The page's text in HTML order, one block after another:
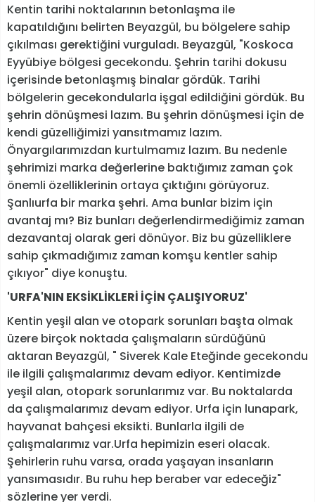
Kentin tarihi noktalarının betonlaşma ile
kapatıldığını belirten Beyazgül, bu bölgelere sahip
çıkılması gerektiğini vurguladı. Beyazgül, "Koskoca
Eyyübiye bölgesi gecekondu. Şehrin tarihi dokusu
içerisinde betonlaşmış binalar gördük. Tarihi
bölgelerin gecekondularla işgal edildiğini gördük. Bu
şehrin dönüşmesi lazım. Bu şehrin dönüşmesi için de
kendi güzelliğimizi yansıtmamız lazım.
Önyargılarımızdan kurtulmamız lazım. Bu nedenle
şehrimizi marka değerlerine baktığımız zaman çok
önemli özelliklerinin ortaya çıktığını görüyoruz.
Şanlıurfa bir marka şehri. Ama bunlar bizim için
avantaj mı? Biz bunları değerlendirmediğimiz zaman
dezavantaj olarak geri dönüyor. Biz bu güzelliklere
sahip çıkmadığımız zaman komşu kentler sahip
çıkıyor" diye konuştu.
'URFA'NIN EKSİKLİKLERİ İÇİN ÇALIŞIYORUZ'
Kentin yeşil alan ve otopark sorunları başta olmak
üzere birçok noktada çalışmaların sürdüğünü
aktaran Beyazgül, " Siverek Kale Eteğinde gecekondu
ile ilgili çalışmalarımız devam ediyor. Kentimizde
yeşil alan, otopark sorunlarımız var. Bu noktalarda
da çalışmalarımız devam ediyor. Urfa için lunapark,
hayvanat bahçesi eksikti. Bunlarla ilgili de
çalışmalarımız var.Urfa hepimizin eseri olacak.
Şehirlerin ruhu varsa, orada yaşayan insanların
yansımasıdır. Bu ruhu hep beraber var edeceğiz"
sözlerine yer verdi.